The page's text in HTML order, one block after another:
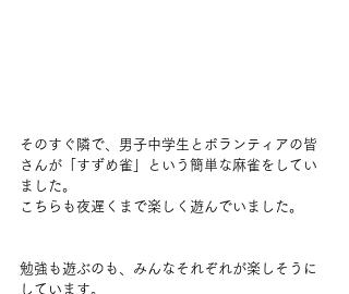
そのすぐ隣で、男子中学生とボランティアの皆
さんが「すずめ雀」という簡単な麻雀をしてい
ました。
こちらも夜遅くまで楽しく遊んでいました。
勉強も遊ぶのも、みんなそれぞれが楽しそうに
しています。